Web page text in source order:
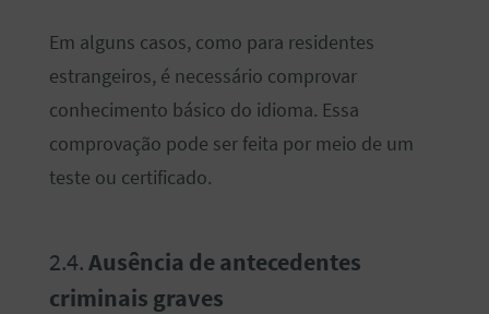
Em alguns casos, como para residentes
estrangeiros, é necessário comprovar
conhecimento básico do idioma. Essa
comprovação pode ser feita por meio de um
teste ou certificado.
2.4.Ausência de antecedentes
criminais graves